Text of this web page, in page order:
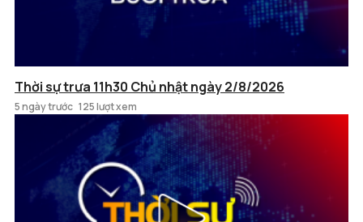
Thời sự trưa 11h30 Chủ nhật ngày 2/8/2026
5 ngày trước 125 lượt xem